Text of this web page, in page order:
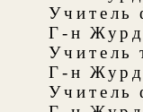
Учитель
Г-н
Учитель
Г-н
Учитель